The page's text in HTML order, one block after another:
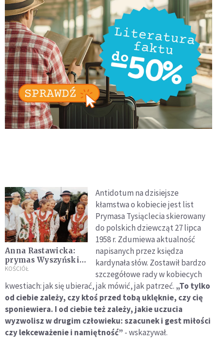
Anna Rastawicka:
prymas Wyszyński
uważał, że nikt nie
życia
nienarodzonemu
dziecku
KOŚCIÓŁ
Antidotum na dzisiejsze
kłamstwa o kobiecie jest list
Prymasa Tysiąclecia skierowany
do polskich dziewcząt 27 lipca
1958 r. Zdumiewa aktualność
napisanych przez księdza
kardynała słów. Zostawił bardzo
szczegółowe rady w kobiecych
kwestiach: jak się ubierać, jak mówić, jak patrzeć. „To tylko
od ciebie zależy, czy ktoś przed tobą uklęknie, czy cię
sponiewiera. I od ciebie też zależy, jakie uczucia
wyzwolisz w drugim człowieku: szacunek i gest miłości
czy lekceważenie i namiętność” - wskazywał.